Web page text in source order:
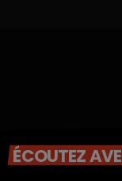
ÉCOUTEZ